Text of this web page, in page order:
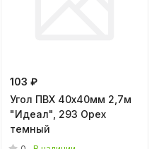
103 ₽
Угол ПВХ 40х40мм 2,7м
"Идеал", 293 Орех
темный